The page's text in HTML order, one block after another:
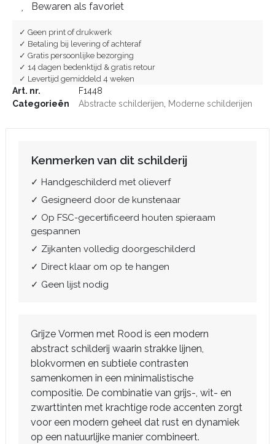
Bewaren als favoriet
✓ Geen print of drukwerk
✓ Betaling bij levering of achteraf
✓ Gratis persoonlijke bezorging
✓ 14 dagen bedenktijd & gratis retour
✓ Levertijd gemiddeld 4 weken
Art. nr.
F1448
Categorieën
Abstracte schilderijen Moderne schilderijen
Kenmerken van dit schilderij
✓ Handgeschilderd met olieverf
✓ Gesigneerd door de kunstenaar
✓ Op FSC-gecertificeerd houten spieraam
gespannen
✓ Zijkanten volledig doorgeschilderd
✓ Direct klaar om op te hangen
✓ Geen lijst nodig
Grijze Vormen met Rood is een modern
abstract schilderij waarin strakke lijnen,
blokvormen en subtiele contrasten
samenkomen in een minimalistische
compositie. De combinatie van grijs-, wit- en
zwarttinten met krachtige rode accenten zorgt
voor een modern geheel dat rust en dynamiek
op een natuurlijke manier combineert.